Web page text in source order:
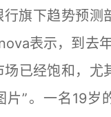
旗下趋势预测
表示，到去
已经饱和，尤
片”。一名19岁